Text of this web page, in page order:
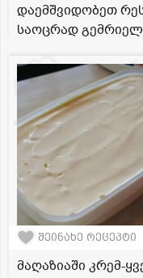
დაემშვიდობეთ
საოცრად
შეინახე რეცეპტი
მაღაზიაში კრემ-